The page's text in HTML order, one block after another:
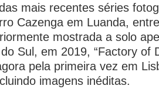
mais recentes séries
Cazenga em Luanda,
mostrada a solo
Sul, em 2019, “Factory of
pela primeira vez em
imagens inéditas.